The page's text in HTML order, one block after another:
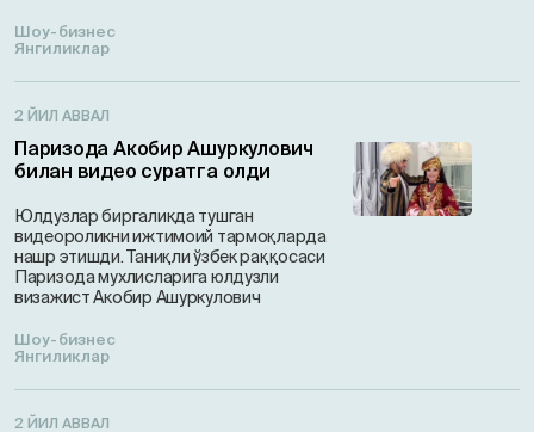
Шоу-бизнес
Янгиликлар
2 ЙИЛ АВВАЛ
Паризода Акобир Ашуркулович
билан видео суратга олди
Юлдузлар биргаликда тушган
видеороликни ижтимоий тармоқларда
нашр этишди. Таниқли ўзбек раққосаси
Паризода мухлисларига юлдузли
визажист Акобир Ашуркулович
Шоу-бизнес
Янгиликлар
2 ЙИЛ АВВАЛ